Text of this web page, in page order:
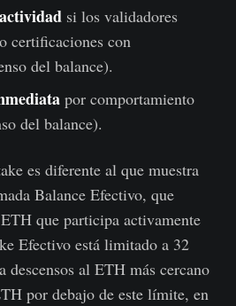
si los validadores
certificaciones con
del balance).
por comportamiento
del balance).
es diferente al que muestra
Balance Efectivo, que
que participa activamente
Efectivo está limitado a 32
al ETH más cercano
por debajo de este límite, en